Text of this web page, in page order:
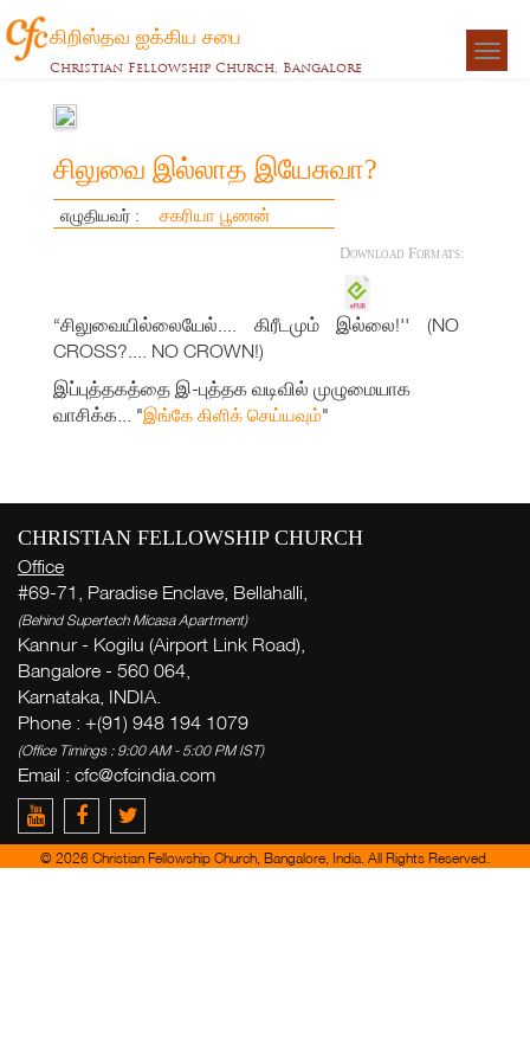
கிறிஸ்தவ ஐக்கிய சபை
Christian Fellowship Church, Bangalore
சிலுவை இல்லாத இயேசுவா?
எழுதியவர் : சகரியா பூணன்
Download Formats:
“சிலுவையில்லையேல்.... கிரீடமும் இல்லை!'' (NO
CROSS?.... NO CROWN!)
இப்புத்தகத்தை இ-புத்தக வடிவில் முழுமையாக
வாசிக்க... "இங்கே கிளிக் செய்யவும்"
CHRISTIAN FELLOWSHIP CHURCH
Office
#69-71, Paradise Enclave, Bellahalli,
(Behind Supertech Micasa Apartment)
Kannur - Kogilu (Airport Link Road),
Bangalore - 560 064,
Karnataka, INDIA.
Phone : +(91) 948 194 1079
(Office Timings : 9:00 AM - 5:00 PM IST)
Email : cfc@cfcindia.com
© 2026 Christian Fellowship Church, Bangalore, India. All Rights Reserved.